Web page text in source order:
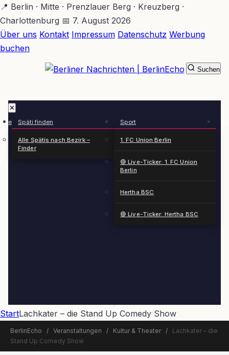
Zum
Hauptinhalt
springen
📍 Berlin · Mitte · Prenzlauer Berg · Kreuzberg ·
Charlottenburg 📅 7. August 2026
Über uns Kontakt Impressum Datenschutz Werbung
buchen
✕
Späti finden
Alle Spätis nach Bezirk –
Finder
Sport
1. FC Union Berlin
🔴 Live-Ticker: 1. FC Union
Berlin
Hertha BSC
🔴 Live-Ticker: Hertha BSC
Suchen
StartLachkater – die Stand Up Comedy Show
BerlinEcho / Veranstaltungen / Kultur & Theater /
Lachkater – die
Stand Up Comedy Show